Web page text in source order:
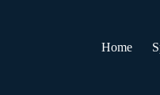
Home